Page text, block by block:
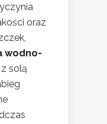
oraz
wodno-
solą